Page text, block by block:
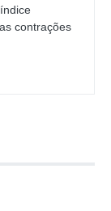
contrações